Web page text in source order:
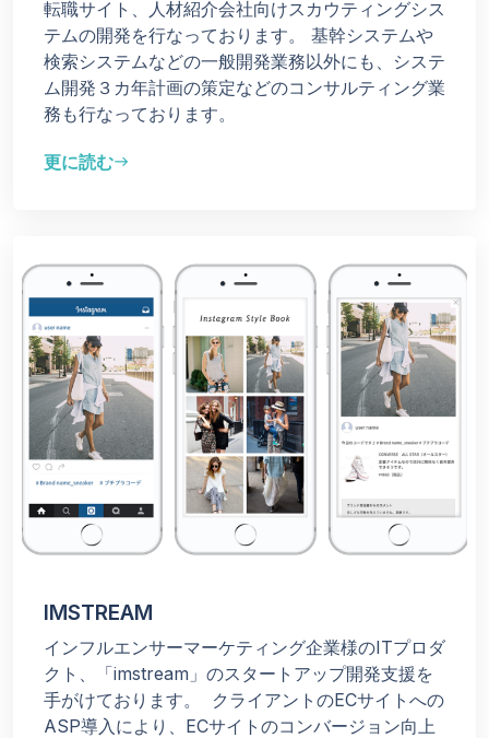
転職サイト、人材紹介会社向けスカウティングシス
テムの開発を行なっております。 基幹システムや
検索システムなどの一般開発業務以外にも、システ
ム開発３カ年計画の策定などのコンサルティング業
務も行なっております。
更に読むeast
IMSTREAM
インフルエンサーマーケティング企業様のITプロダ
クト、「imstream」のスタートアップ開発支援を
手がけております。
クライアントのECサイトへの
ASP導入により、ECサイトのコンバージョン向上